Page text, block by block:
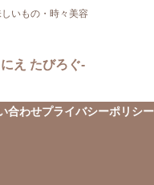
いもの・時々美容
え たびろぐ-
合わせプライバシーポリシー